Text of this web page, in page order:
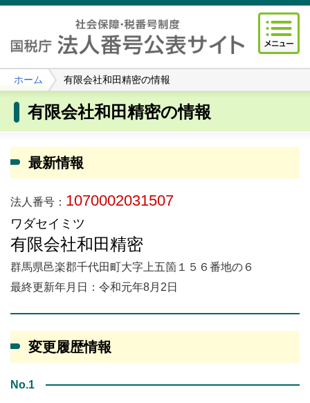
ホーム 有限会社和田精密の情報
有限会社和田精密の情報
最新情報
法人番号： 1070002031507
ワダセイミツ
有限会社和田精密
群馬県邑楽郡千代田町大字上五箇１５６番地の６
最終更新年月日：令和元年8月2日
変更履歴情報
No.1